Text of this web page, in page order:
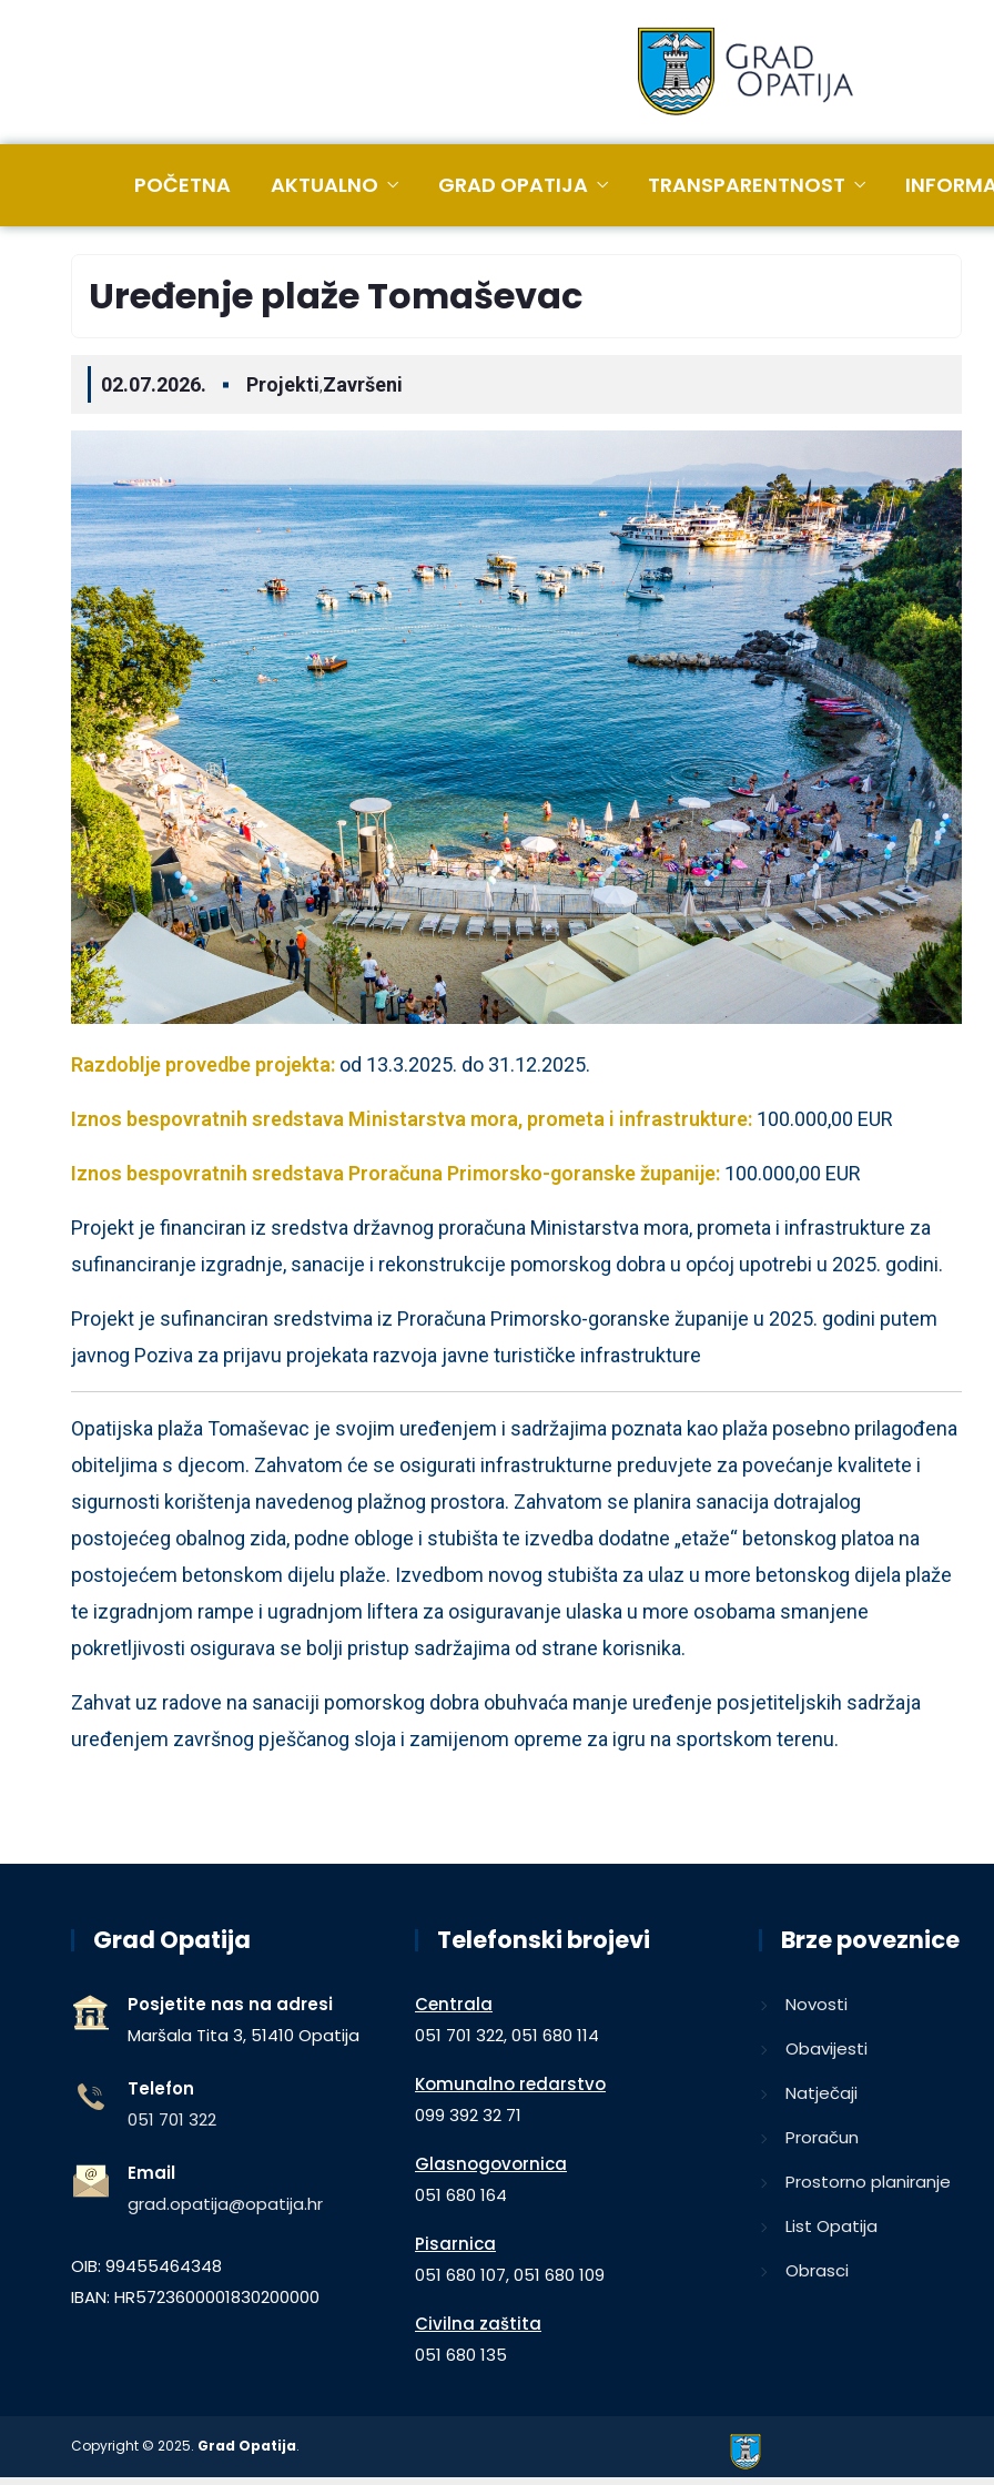
POČETNA AKTUALNO GRAD OPATIJA TRANSPARENTNOST
Uređenje plaže Tomaševac
02.07.2026. Projekti,Završeni
Razdoblje provedbe projekta: od 13.3.2025. do 31.12.2025.
Iznos bespovratnih sredstava Ministarstva mora, prometa i infrastrukture: 100.000,00 EUR
Iznos bespovratnih sredstava Proračuna Primorsko-goranske županije: 100.000,00 EUR
Projekt je financiran iz sredstva državnog proračuna Ministarstva mora, prometa i infrastrukture za
sufinanciranje izgradnje, sanacije i rekonstrukcije pomorskog dobra u općoj upotrebi u 2025. godini.
Projekt je sufinanciran sredstvima iz Proračuna Primorsko-goranske županije u 2025. godini putem
javnog Poziva za prijavu projekata razvoja javne turističke infrastrukture
Opatijska plaža Tomaševac je svojim uređenjem i sadržajima poznata kao plaža posebno prilagođena
obiteljima s djecom. Zahvatom će se osigurati infrastrukturne preduvjete za povećanje kvalitete i
sigurnosti korištenja navedenog plažnog prostora. Zahvatom se planira sanacija dotrajalog
postojećeg obalnog zida, podne obloge i stubišta te izvedba dodatne „etaže“ betonskog platoa na
postojećem betonskom dijelu plaže. Izvedbom novog stubišta za ulaz u more betonskog dijela plaže
te izgradnjom rampe i ugradnjom liftera za osiguravanje ulaska u more osobama smanjene
pokretljivosti osigurava se bolji pristup sadržajima od strane korisnika.
Zahvat uz radove na sanaciji pomorskog dobra obuhvaća manje uređenje posjetiteljskih sadržaja
uređenjem završnog pješčanog sloja i zamijenom opreme za igru na sportskom terenu.
Grad Opatija
Posjetite nas na adresi
Maršala Tita 3, 51410 Opatija
Telefon
051 701 322
Email
grad.opatija@opatija.hr
OIB: 99455464348
IBAN: HR5723600001830200000
Telefonski brojevi
Centrala
051 701 322, 051 680 114
Komunalno redarstvo
099 392 32 71
Glasnogovornica
051 680 164
Pisarnica
051 680 107, 051 680 109
Civilna zaštita
051 680 135
Brze poveznice
Novosti
Obavijesti
Natječaji
Proračun
Prostorno planiranje
List Opatija
Obrasci
Copyright © 2025. Grad Opatija.